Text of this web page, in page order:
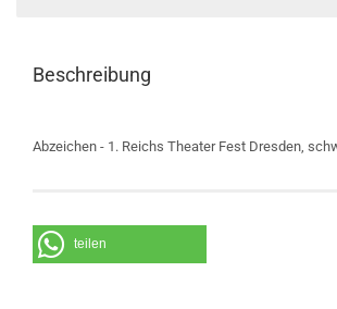
Beschreibung
Abzeichen - 1. Reichs Theater Fest Dresden,
teilen